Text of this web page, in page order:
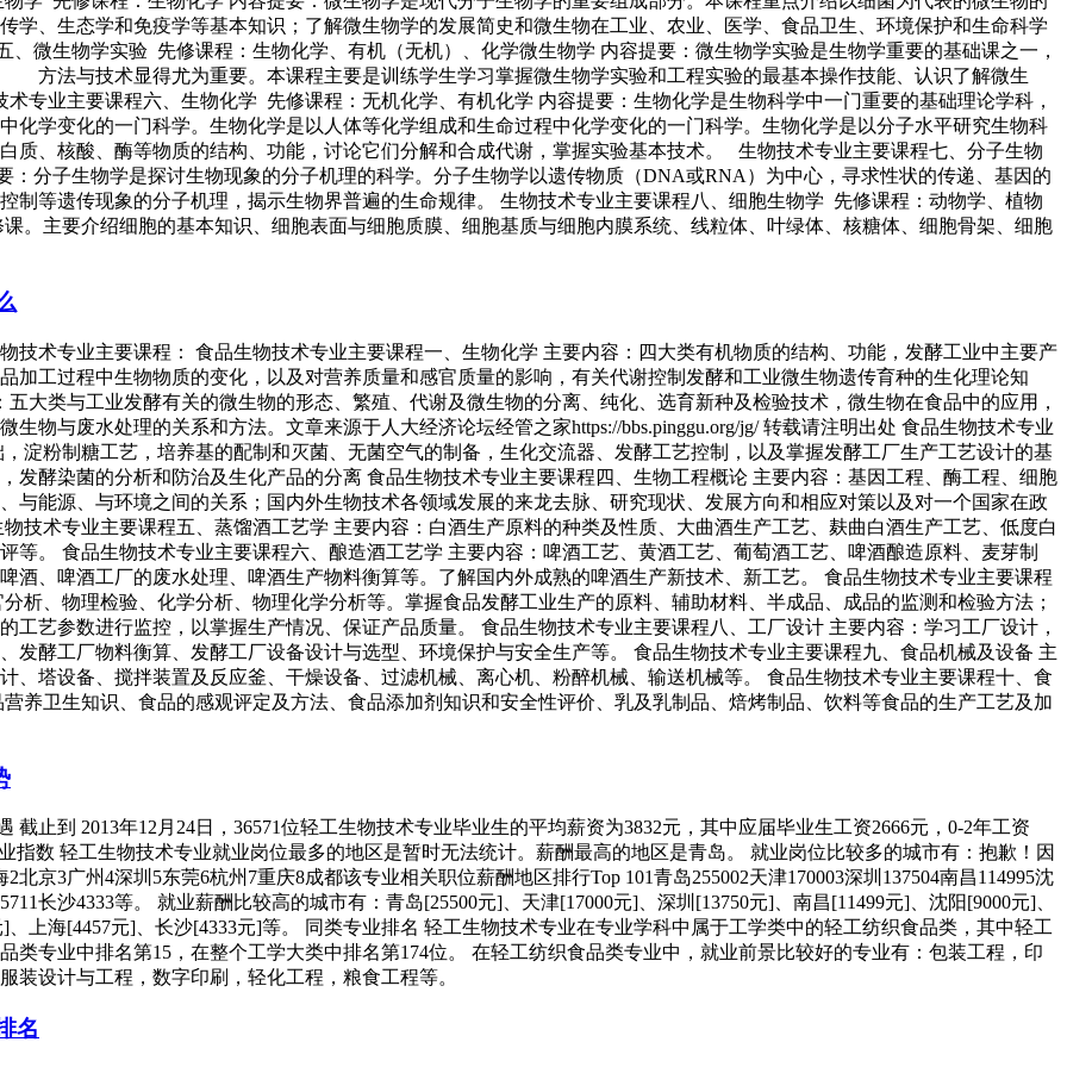
学、生态学和免疫学等基本知识；了解微生物学的发展简史和微生物在工业、农业、医学、食品卫生、环境保护和生命科学
微生物学实验 先修课程：生物化学、有机（无机）、化学微生物学 内容提要：微生物学实验是生物学重要的基础课之一，
技术显得尤为重要。本课程主要是训练学生学习掌握微生物学实验和工程实验的最基本操作技能、认识了解微生
专业主要课程六、生物化学 先修课程：无机化学、有机化学 内容提要：生物化学是生物科学中一门重要的基础理论学科，
化学变化的一门科学。生物化学是以人体等化学组成和生命过程中化学变化的一门科学。生物化学是以分子水平研究生物科
质、核酸、酶等物质的结构、功能，讨论它们分解和合成代谢，掌握实验基本技术。 生物技术专业主要课程七、分子生物
分子生物学是探讨生物现象的分子机理的科学。分子生物学以遗传物质（DNA或RNA）为中心，寻求性状的传递、基因的
制等遗传现象的分子机理，揭示生物界普遍的生命规律。 生物技术专业主要课程八、细胞生物学 先修课程：动物学、植物
。主要介绍细胞的基本知识、细胞表面与细胞质膜、细胞基质与细胞内膜系统、线粒体、叶绿体、核糖体、细胞骨架、细胞
技术专业主要课程： 食品生物技术专业主要课程一、生物化学 主要内容：四大类有机物质的结构、功能，发酵工业中主要产
加工过程中生物物质的变化，以及对营养质量和感官质量的影响，有关代谢控制发酵和工业微生物遗传育种的生化理论知
大类与工业发酵有关的微生物的形态、繁殖、代谢及微生物的分离、纯化、选育新种及检验技术，微生物在食品中的应用，
物与废水处理的关系和方法。文章来源于人大经济论坛经管之家https://bbs.pinggu.org/jg/ 转载请注明出处 食品生物技术专业
淀粉制糖工艺，培养基的配制和灭菌、无菌空气的制备，生化交流器、发酵工艺控制，以及掌握发酵工厂生产工艺设计的基
发酵染菌的分析和防治及生化产品的分离 食品生物技术专业主要课程四、生物工程概论 主要内容：基因工程、酶工程、细胞
与能源、与环境之间的关系；国内外生物技术各领域发展的来龙去脉、研究现状、发展方向和相应对策以及对一个国家在政
技术专业主要课程五、蒸馏酒工艺学 主要内容：白酒生产原料的种类及性质、大曲酒生产工艺、麸曲白酒生产工艺、低度白
等。 食品生物技术专业主要课程六、酿造酒工艺学 主要内容：啤酒工艺、黄酒工艺、葡萄酒工艺、啤酒酿造原料、麦芽制
酒、啤酒工厂的废水处理、啤酒生产物料衡算等。了解国内外成熟的啤酒生产新技术、新工艺。 食品生物技术专业主要课程
析、物理检验、化学分析、物理化学分析等。掌握食品发酵工业生产的原料、辅助材料、半成品、成品的监测和检验方法；
工艺参数进行监控，以掌握生产情况、保证产品质量。 食品生物技术专业主要课程八、工厂设计 主要内容：学习工厂设计，
发酵工厂物料衡算、发酵工厂设备设计与选型、环境保护与安全生产等。 食品生物技术专业主要课程九、食品机械及设备 主
、塔设备、搅拌装置及反应釜、干燥设备、过滤机械、离心机、粉醉机械、输送机械等。 食品生物技术专业主要课程十、食
养卫生知识、食品的感观评定及方法、食品添加剂知识和安全性评价、乳及乳制品、焙烤制品、饮料等食品的生产工艺及加
止到 2013年12月24日，36571位轻工生物技术专业毕业生的平均薪资为3832元，其中应届毕业生工资2666元，0-2年工资
指数 轻工生物技术专业就业岗位最多的地区是暂时无法统计。薪酬最高的地区是青岛。 就业岗位比较多的城市有：抱歉！因
京3广州4深圳5东莞6杭州7重庆8成都该专业相关职位薪酬地区排行Top 101青岛255002天津170003深圳137504南昌114995沈
长沙4333等。 就业薪酬比较高的城市有：青岛[25500元]、天津[17000元]、深圳[13750元]、南昌[11499元]、沈阳[9000元]、
上海[4457元]、长沙[4333元]等。 同类专业排名 轻工生物技术专业在专业学科中属于工学类中的轻工纺织食品类，其中轻工
类专业中排名第15，在整个工学大类中排名第174位。 在轻工纺织食品类专业中，就业前景比较好的专业有：包装工程，印
设计与工程，数字印刷，轻化工程，粮食工程等。
名